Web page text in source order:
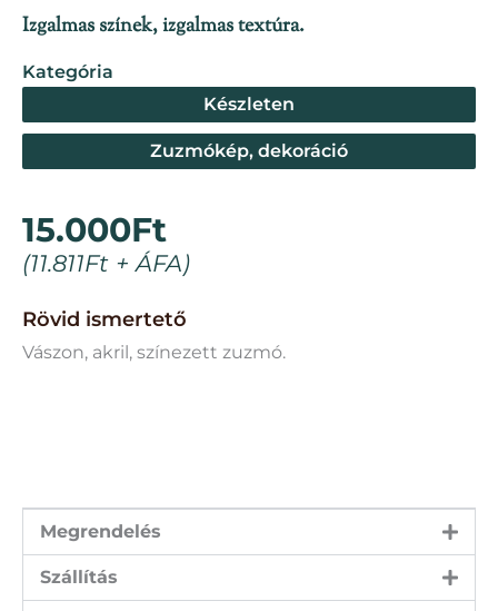
Izgalmas színek, izgalmas textúra.
Kategória
Készleten
Zuzmókép, dekoráció
15.000Ft
(11.811Ft + ÁFA)
Rövid ismertető
Vászon, akril, színezett zuzmó.
Megrendelés
Szállítás